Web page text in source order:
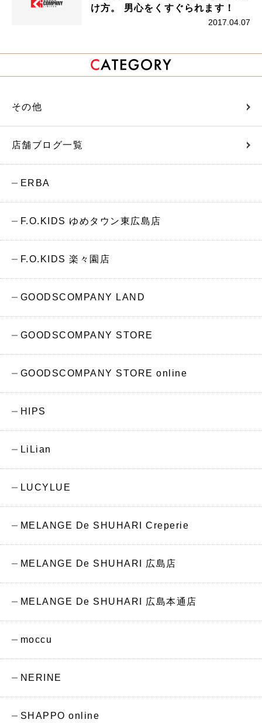
け方。 男心をくすぐられます！
2017.04.07
その他
店舗ブログ一覧
ERBA
F.O.KIDS ゆめタウン東広島店
F.O.KIDS 楽々園店
GOODSCOMPANY LAND
GOODSCOMPANY STORE
GOODSCOMPANY STORE online
HIPS
LiLian
LUCYLUE
MELANGE De SHUHARI Creperie
MELANGE De SHUHARI 広島店
MELANGE De SHUHARI 広島本通店
moccu
NERINE
SHAPPO online